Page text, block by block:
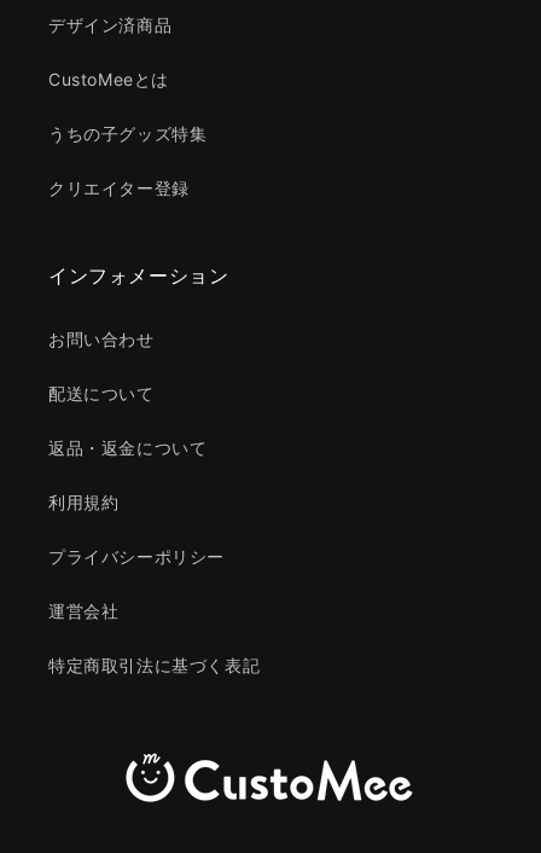
デザイン済商品
CustoMeeとは
うちの子グッズ特集
クリエイター登録
インフォメーション
お問い合わせ
配送について
返品・返金について
利用規約
プライバシーポリシー
運営会社
特定商取引法に基づく表記